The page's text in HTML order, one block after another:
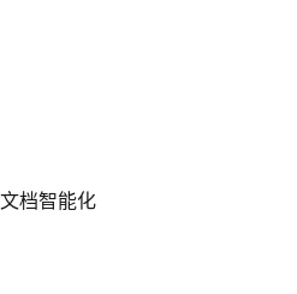
档智能化